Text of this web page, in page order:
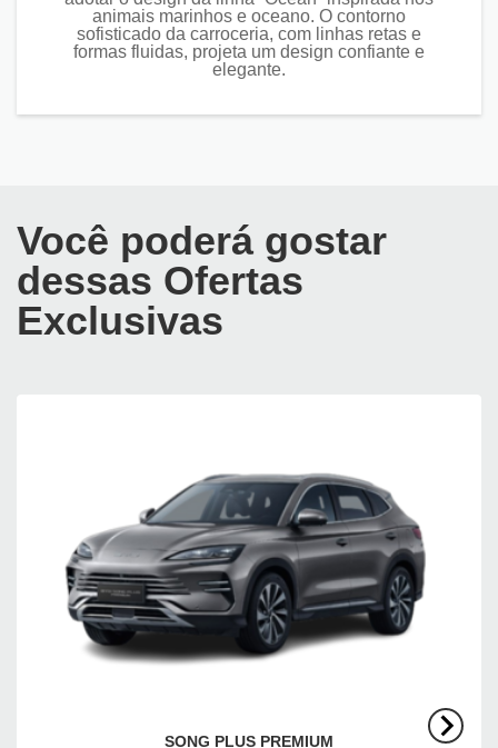
animais marinhos e oceano. O contorno
sofisticado da carroceria, com linhas retas e
formas fluidas, projeta um design confiante e
elegante.
Você poderá gostar
dessas Ofertas
Exclusivas
SONG PLUS PREMIUM